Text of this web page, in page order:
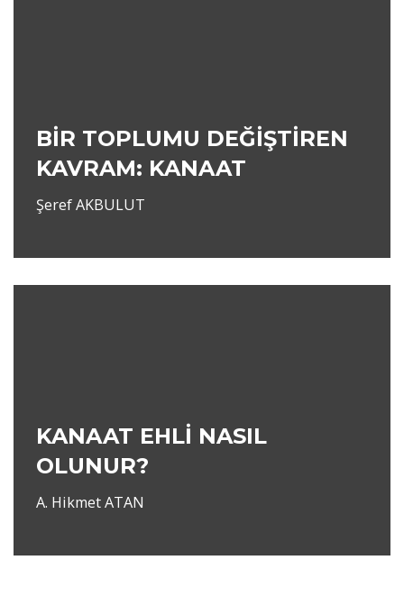
BİR TOPLUMU DEĞİŞTİREN
KAVRAM: KANAAT
Şeref AKBULUT
KANAAT EHLİ NASIL
OLUNUR?
A. Hikmet ATAN